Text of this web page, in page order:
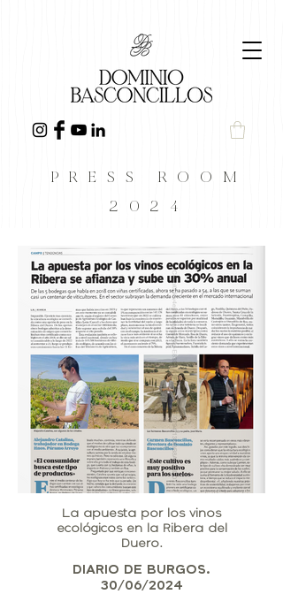
PRESS ROOM
2024
La apuesta por los vinos
ecológicos en la Ribera del
Duero.
DIARIO DE BURGOS.
30/06/2024